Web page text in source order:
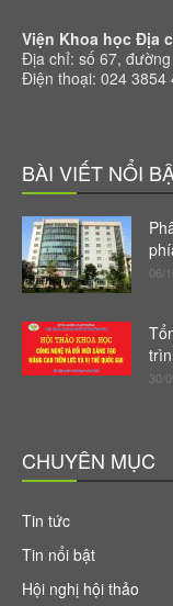
Viện Khoa học Địa
Địa chỉ: số 67,
Điện thoại: 024 3854
BÀI VIẾT NỔI
06/
30/
CHUYÊN MỤC
Tin tức
Tin nổi bật
Hội nghị hội thảo